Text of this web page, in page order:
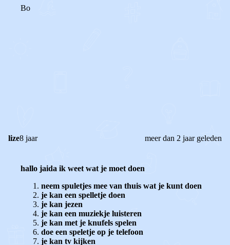
Bo
lize8 jaar meer dan 2 jaar geleden
hallo jaida ik weet wat je moet doen
neem spuletjes mee van thuis wat je kunt doen
je kan een spelletje doen
je kan jezen
je kan een muziekje luisteren
je kan met je knufels spelen
doe een speletje op je telefoon
je kan tv kijken